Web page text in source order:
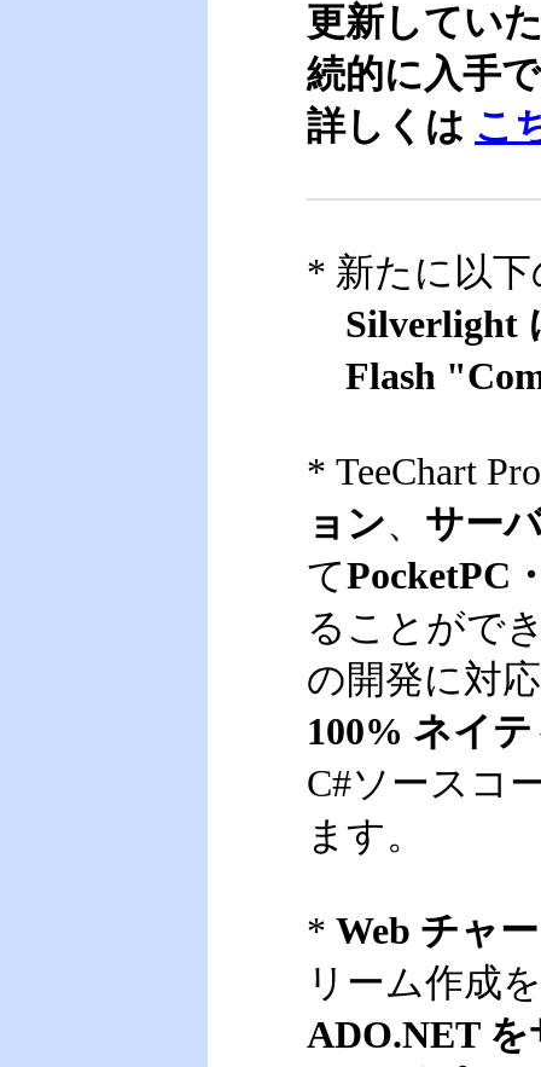
更新してい
続的に入手
詳しくは こ
* 新たに以
Silverlight
Flash
* TeeChart
ョン、 サー
てPocketPC
ることがで
の開発に対
100% ネイ
C#ソースコ
ます。
* Web チャ
リーム作成
ADO.NET